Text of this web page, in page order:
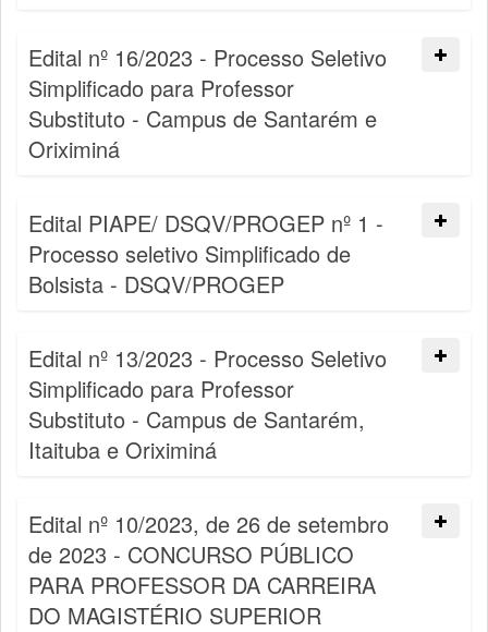
Edital nº 16/2023 - Processo Seletivo
Simplificado para Professor
Substituto - Campus de Santarém e
Oriximiná
Edital PIAPE/ DSQV/PROGEP nº 1 -
Processo seletivo Simplificado de
Bolsista - DSQV/PROGEP
Edital nº 13/2023 - Processo Seletivo
Simplificado para Professor
Substituto - Campus de Santarém,
Itaituba e Oriximiná
Edital nº 10/2023, de 26 de setembro
de 2023 - CONCURSO PÚBLICO
PARA PROFESSOR DA CARREIRA
DO MAGISTÉRIO SUPERIOR